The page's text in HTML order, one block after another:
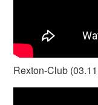
Rexton-Club